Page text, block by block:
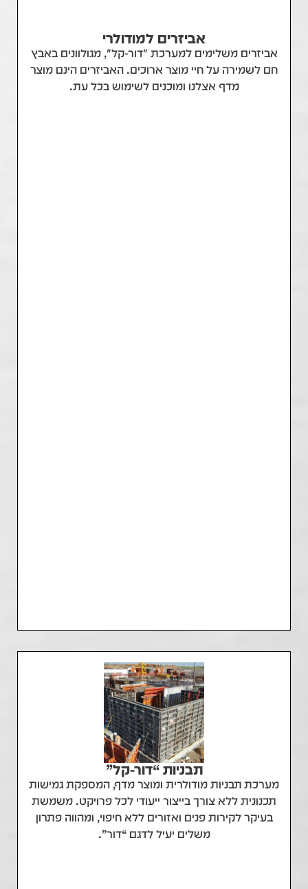
אביזרים למודולרי
אביזרים משלימים למערכת "דור-קל", מגולוונים באבץ
חם לשמירה על חיי מוצר ארוכים. האביזרים הינם מוצר
מדף אצלנו ומוכנים לשימוש בכל עת.
תבניות “דור-קל”
מערכת תבניות מודולרית ומוצר מדף, המספקת גמישות
תכנונית ללא צורך בייצור ייעודי לכל פרויקט. משמשת
בעיקר לקירות פנים ואזורים ללא חיפוי, ומהווה פתרון
משלים יעיל לדגם “דור”.